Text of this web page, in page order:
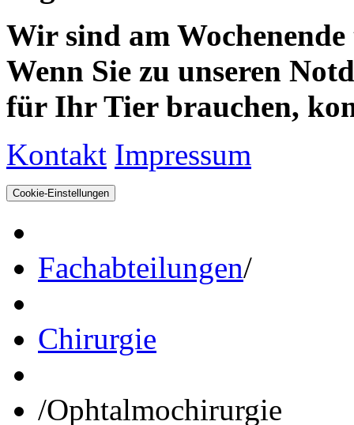
Wir sind am
Wenn Sie zu unseren
für Ihr Tier brauchen,
Kontakt Impressum
Cookie-Einstellungen
Fachabteilungen/
Chirurgie
/Ophtalmochirurgie